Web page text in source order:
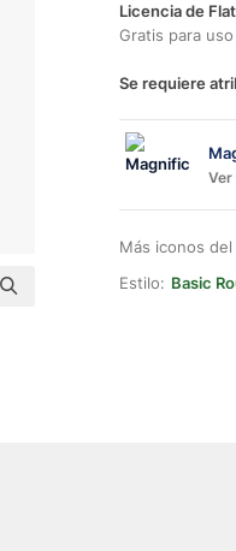
Licencia de
Gratis para
Se requiere
Más iconos del
Estilo: Basic